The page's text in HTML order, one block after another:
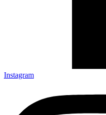
Instagram